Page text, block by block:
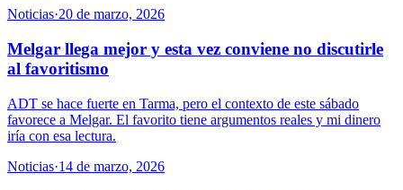
Noticias·20 de marzo, 2026
Melgar llega mejor y esta vez conviene no discutirle
al favoritismo
ADT se hace fuerte en Tarma, pero el contexto de este sábado
favorece a Melgar. El favorito tiene argumentos reales y mi dinero
iría con esa lectura.
Noticias·14 de marzo, 2026